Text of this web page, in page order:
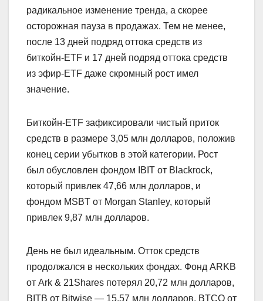
радикальное изменение тренда, а скорее
осторожная пауза в продажах. Тем не менее,
после 13 дней подряд оттока средств из
биткойн-ETF и 17 дней подряд оттока средств
из эфир-ETF даже скромный рост имел
значение.
Биткойн-ETF зафиксировали чистый приток
средств в размере 3,05 млн долларов, положив
конец серии убытков в этой категории. Рост
был обусловлен фондом IBIT от Blackrock,
который привлек 47,66 млн долларов, и
фондом MSBT от Morgan Stanley, который
привлек 9,87 млн долларов.
День не был идеальным. Отток средств
продолжался в нескольких фондах. Фонд ARKB
от Ark & 21Shares потерял 20,72 млн долларов,
BITB от Bitwise — 15,57 млн долларов, BTCO от